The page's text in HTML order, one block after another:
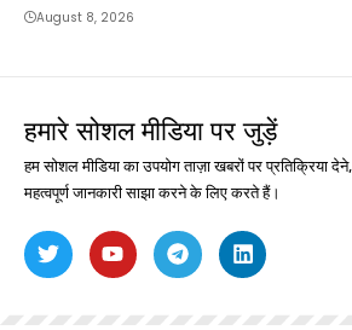
August 8, 2026
हमारे सोशल मीडिया पर जुड़ें
हम सोशल मीडिया का उपयोग ताज़ा खबरों पर
महत्वपूर्ण जानकारी साझा करने के लिए करते हैं।